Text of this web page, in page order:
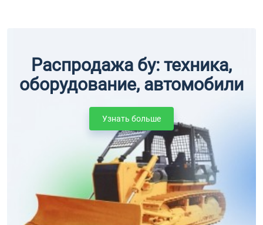
Распродажа бу: техника,
оборудование, автомобили
Узнать больше